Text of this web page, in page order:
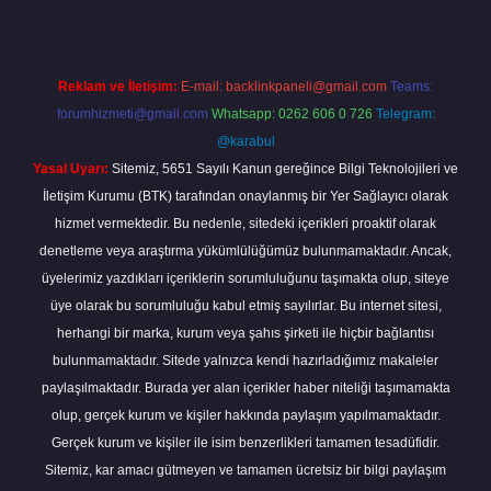
Reklam ve İletişim: E-mail: backlinkpaneli@gmail.com Teams:
forumhizmeti@gmail.com Whatsapp: 0262 606 0 726 Telegram:
@karabul
Yasal Uyarı: Sitemiz, 5651 Sayılı Kanun gereğince Bilgi Teknolojileri ve
İletişim Kurumu (BTK) tarafından onaylanmış bir Yer Sağlayıcı olarak
hizmet vermektedir. Bu nedenle, sitedeki içerikleri proaktif olarak
denetleme veya araştırma yükümlülüğümüz bulunmamaktadır. Ancak,
üyelerimiz yazdıkları içeriklerin sorumluluğunu taşımakta olup, siteye
üye olarak bu sorumluluğu kabul etmiş sayılırlar. Bu internet sitesi,
herhangi bir marka, kurum veya şahıs şirketi ile hiçbir bağlantısı
bulunmamaktadır. Sitede yalnızca kendi hazırladığımız makaleler
paylaşılmaktadır. Burada yer alan içerikler haber niteliği taşımamakta
olup, gerçek kurum ve kişiler hakkında paylaşım yapılmamaktadır.
Gerçek kurum ve kişiler ile isim benzerlikleri tamamen tesadüfidir.
Sitemiz, kar amacı gütmeyen ve tamamen ücretsiz bir bilgi paylaşım